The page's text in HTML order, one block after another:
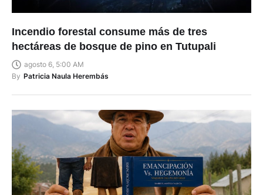
Incendio forestal consume más de tres
hectáreas de bosque de pino en Tutupali
agosto 6, 5:00 AM
By Patricia Naula Herembás